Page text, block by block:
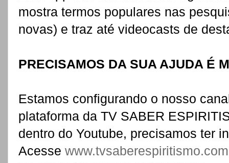
mostra termos populares nas
novas) e traz até videocasts de
PRECISAMOS DA SUA AJUDA É
Estamos configurando o nosso
plataforma da TV SABER
dentro do Youtube, precisamos ter
Acesse www.tvsaberespiritismo.com